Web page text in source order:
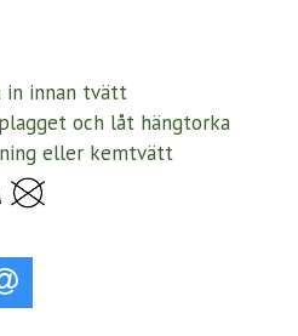
in innan tvätt
och låt hängtorka
eller kemtvätt